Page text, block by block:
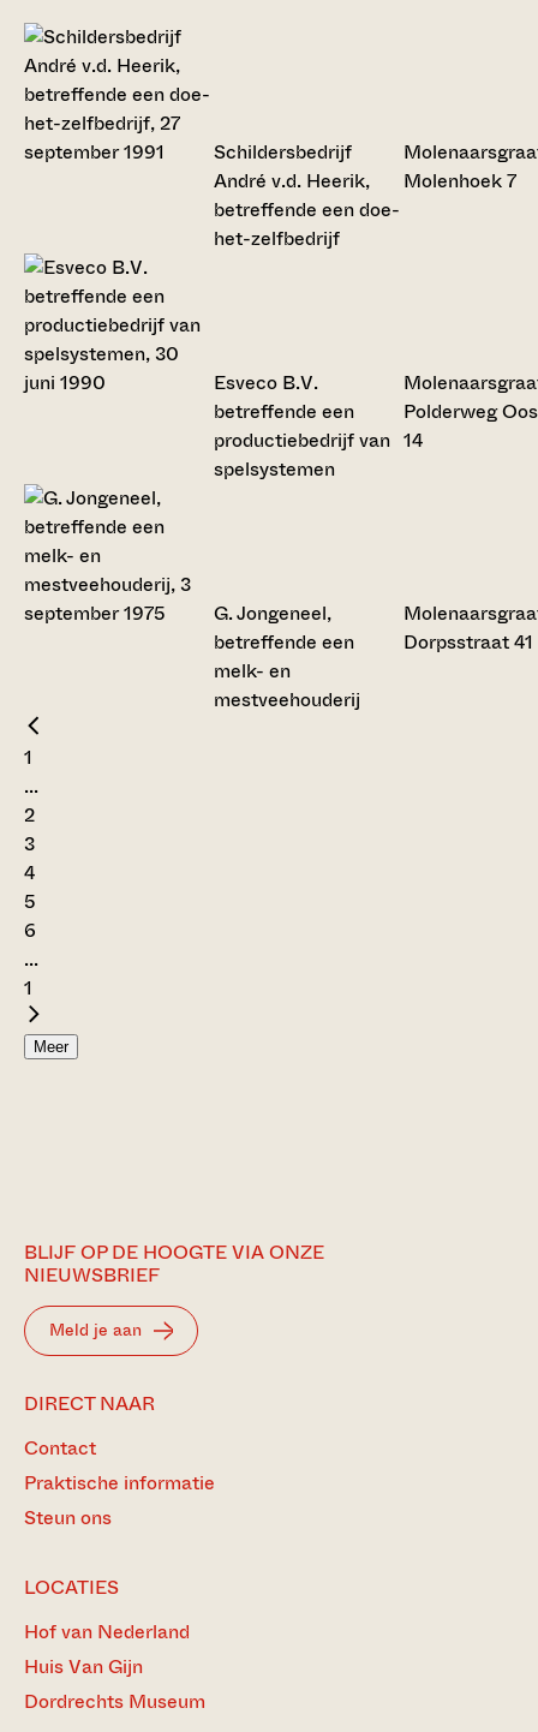
Schildersbedrijf
André v.d. Heerik,
betreffende een doe-
het-zelfbedrijf
Molenhoek 7
Esveco B.V.
betreffende een
productiebedrijf van
spelsystemen
Polderweg
14
G. Jongeneel,
betreffende een
melk- en
mestveehouderij
Dorpsstraat 41
1
...
2
3
4
5
6
...
1
Meer
BLIJF OP DE HOOGTE VIA ONZE
NIEUWSBRIEF
Meld je aan
DIRECT NAAR
Contact
Praktische informatie
Steun ons
LOCATIES
Hof van Nederland
Huis Van Gijn
Dordrechts Museum